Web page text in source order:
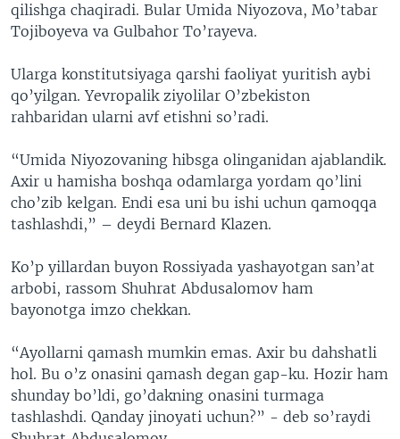
qilishga chaqiradi. Bular Umida Niyozova, Mo’tabar
Tojiboyeva va Gulbahor To’rayeva.
Ularga konstitutsiyaga qarshi faoliyat yuritish aybi
qo’yilgan. Yevropalik ziyolilar O’zbekiston
rahbaridan ularni avf etishni so’radi.
“Umida Niyozovaning hibsga olinganidan ajablandik.
Axir u hamisha boshqa odamlarga yordam qo’lini
cho’zib kelgan. Endi esa uni bu ishi uchun qamoqqa
tashlashdi,” – deydi Bernard Klazen.
Ko’p yillardan buyon Rossiyada yashayotgan san’at
arbobi, rassom Shuhrat Abdusalomov ham
bayonotga imzo chekkan.
“Ayollarni qamash mumkin emas. Axir bu dahshatli
hol. Bu o’z onasini qamash degan gap-ku. Hozir ham
shunday bo’ldi, go’dakning onasini turmaga
tashlashdi. Qanday jinoyati uchun?” - deb so’raydi